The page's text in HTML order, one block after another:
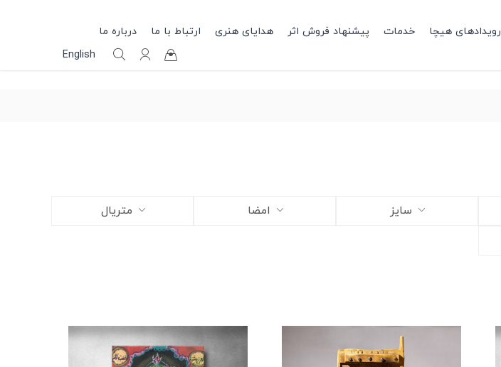
رویدادهای هیچا خدمات پیشنهاد فروش اثر هدایای هنری ارتباط با ما
درباره ما
English
سایز امضا
متریال